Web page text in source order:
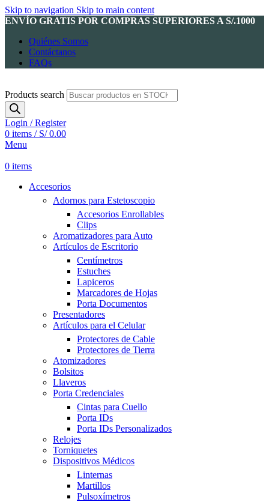
Skip to navigation Skip to main content
ENVÍO GRATIS POR COMPRAS SUPERIORES A S/.1000
Quiénes Somos
Contáctanos
FAQs
Products search
Login / Register
0 items / S/0.00
Menu
0 items
Accesorios
Adornos para Estetoscopio
Accesorios Enrollables
Clips
Aromatizadores para Auto
Artículos de Escritorio
Centímetros
Estuches
Lapiceros
Marcadores de Hojas
Porta Documentos
Presentadores
Artículos para el Celular
Protectores de Cable
Protectores de Tierra
Atomizadores
Bolsitos
Llaveros
Porta Credenciales
Cintas para Cuello
Porta IDs
Porta IDs Personalizados
Relojes
Torniquetes
Dispositivos Médicos
Linternas
Martillos
Pulsoxímetros